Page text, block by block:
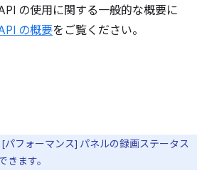
の使用に関する一般的な概要に
の概要をご覧ください。
パフォーマンス] パネルの録画ステータス
ます。